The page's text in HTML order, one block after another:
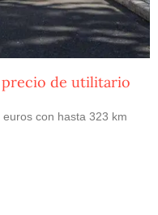
de utilitario
con hasta 323 km